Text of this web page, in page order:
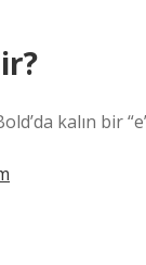
kalın bir